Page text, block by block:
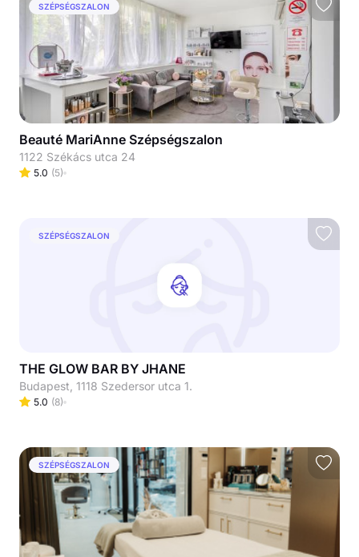
SZÉPSÉGSZALON
Beauté MariAnne Szépségszalon
1122 Székács utca 24
5.0 (5)
SZÉPSÉGSZALON
THE GLOW BAR BY JHANE
Budapest, 1118 Szedersor utca 1.
5.0 (8)
SZÉPSÉGSZALON